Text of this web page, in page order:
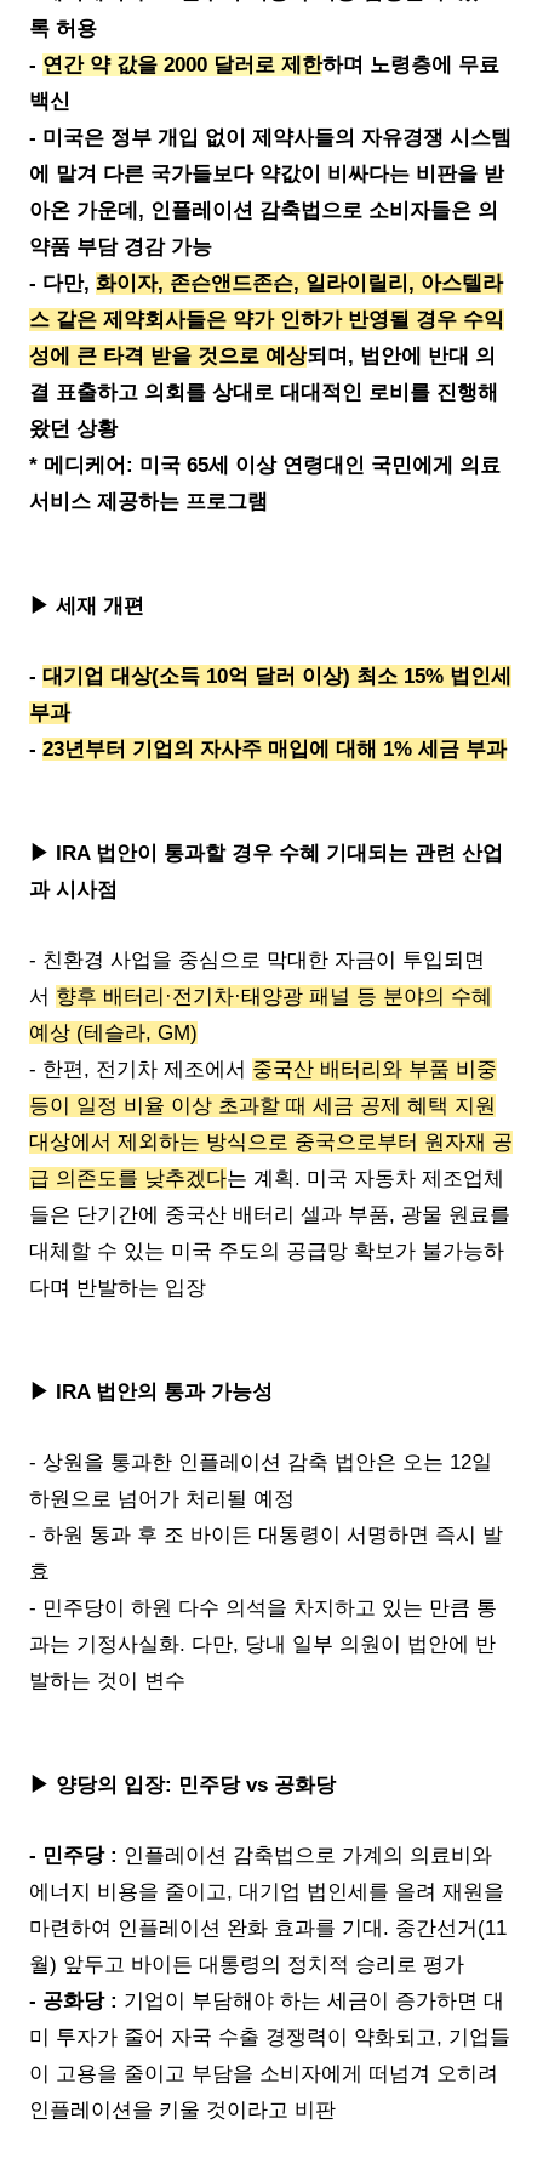
록 허용
- 연간 약 값을 2000 달러로 제한하며 노령층에 무료
백신
- 미국은 정부 개입 없이 제약사들의 자유경쟁 시스템
에 맡겨 다른 국가들보다 약값이 비싸다는 비판을 받
아온 가운데, 인플레이션 감축법으로 소비자들은 의
약품 부담 경감 가능
- 다만, 화이자, 존슨앤드존슨, 일라이릴리, 아스텔라
스 같은 제약회사들은 약가 인하가 반영될 경우 수익
성에 큰 타격 받을 것으로 예상되며, 법안에 반대 의
결 표출하고 의회를 상대로 대대적인 로비를 진행해
왔던 상황
* 메디케어: 미국 65세 이상 연령대인 국민에게 의료
서비스 제공하는 프로그램
▶ 세재 개편
- 대기업 대상(소득 10억 달러 이상) 최소 15% 법인세
부과
- 23년부터 기업의 자사주 매입에 대해 1% 세금 부과
▶ IRA 법안이 통과할 경우 수혜 기대되는 관련 산업
과 시사점
- 친환경 사업을 중심으로 막대한 자금이 투입되면
서 향후 배터리·전기차·태양광 패널 등 분야의 수혜
예상 (테슬라, GM)
- 한편, 전기차 제조에서 중국산 배터리와 부품 비중
등이 일정 비율 이상 초과할 때 세금 공제 혜택 지원
대상에서 제외하는 방식으로 중국으로부터 원자재 공
급 의존도를 낮추겠다는 계획. 미국 자동차 제조업체
들은 단기간에 중국산 배터리 셀과 부품, 광물 원료를
대체할 수 있는 미국 주도의 공급망 확보가 불가능하
다며 반발하는 입장
▶ IRA 법안의 통과 가능성
- 상원을 통과한 인플레이션 감축 법안은 오는 12일
하원으로 넘어가 처리될 예정
- 하원 통과 후 조 바이든 대통령이 서명하면 즉시 발
효
- 민주당이 하원 다수 의석을 차지하고 있는 만큼 통
과는 기정사실화. 다만, 당내 일부 의원이 법안에 반
발하는 것이 변수
▶ 양당의 입장: 민주당 vs 공화당
- 민주당 : 인플레이션 감축법으로 가계의 의료비와
에너지 비용을 줄이고, 대기업 법인세를 올려 재원을
마련하여 인플레이션 완화 효과를 기대. 중간선거(11
월) 앞두고 바이든 대통령의 정치적 승리로 평가
- 공화당 : 기업이 부담해야 하는 세금이 증가하면 대
미 투자가 줄어 자국 수출 경쟁력이 약화되고, 기업들
이 고용을 줄이고 부담을 소비자에게 떠넘겨 오히려
인플레이션을 키울 것이라고 비판